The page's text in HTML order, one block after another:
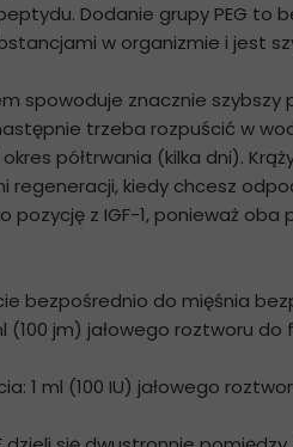
Dodanie grupy PEG to
w organizmie i jest
spowoduje znacznie
trzeba rozpuścić w
półtrwania (kilka dni).
regeneracji, kiedy chcesz
pozycję z IGF-1, ponieważ
bezpośrednio do mięśnia
jm) jałowego roztworu do
1 ml (100 IU) jałowego